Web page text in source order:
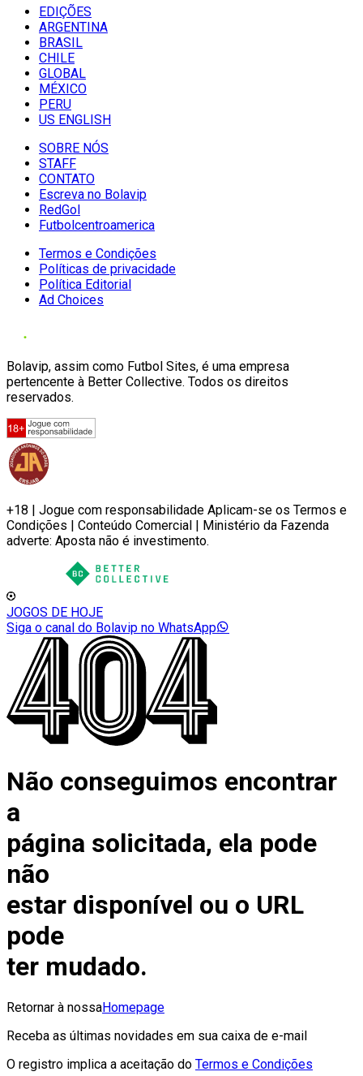
EDIÇÕES
ARGENTINA
BRASIL
CHILE
GLOBAL
MÉXICO
PERU
US ENGLISH
SOBRE NÓS
STAFF
CONTATO
Escreva no Bolavip
RedGol
Futbolcentroamerica
Termos e Condições
Políticas de privacidade
Política Editorial
Ad Choices
Bolavip, assim como Futbol Sites, é uma empresa
pertencente à Better Collective. Todos os direitos
reservados.
+18 | Jogue com responsabilidade Aplicam-se os Termos e
Condições | Conteúdo Comercial | Ministério da Fazenda
adverte: Aposta não é investimento.
JOGOS DE HOJE
Siga o canal do Bolavip no WhatsApp
Não conseguimos encontrar
a
página solicitada, ela pode
não
estar disponível ou o URL
pode
ter mudado.
Retornar à nossaHomepage
Receba as últimas novidades em sua caixa de e-mail
O registro implica a aceitação do Termos e Condições